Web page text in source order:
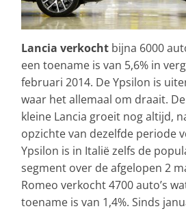
Lancia verkocht bijna 6000
een toename is van 5,6% in
februari 2014. De Ypsilon is
waar het allemaal om draait.
kleine Lancia groeit nog altijd,
opzichte van dezelfde periode
Ypsilon is in Italië zelfs de
segment over de afgelopen 2
Romeo verkocht 4700 auto’s
toename is van 1,4%. Sinds